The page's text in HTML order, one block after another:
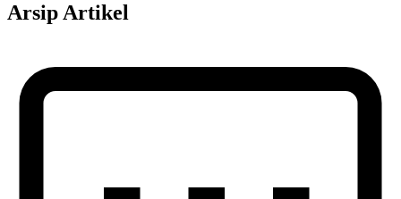
Arsip Artikel